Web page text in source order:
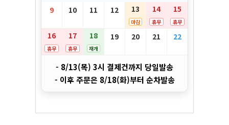
9 10 11 12 13
마감
14
휴무
15
휴무
16
휴무
17
휴무
18
재개
19 20 21 22
- 8/13(목) 3시 결제건까지 당일발송
- 이후 주문은 8/18(화)부터 순차발송